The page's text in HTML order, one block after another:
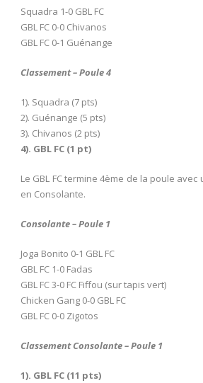
Squadra 1-0 GBL FC
GBL FC 0-0 Chivanos
GBL FC 0-1 Guénange
Classement – Poule 4
1). Squadra (7 pts)
2). Guénange (5 pts)
3). Chivanos (2 pts)
4). GBL FC (1 pt)
Le GBL FC termine 4ème de la poule
en Consolante.
Consolante – Poule 1
Joga Bonito 0-1 GBL FC
GBL FC 1-0 Fadas
GBL FC 3-0 FC Fiffou (sur tapis vert)
Chicken Gang 0-0 GBL FC
GBL FC 0-0 Zigotos
Classement Consolante – Poule 1
1). GBL FC (11 pts)